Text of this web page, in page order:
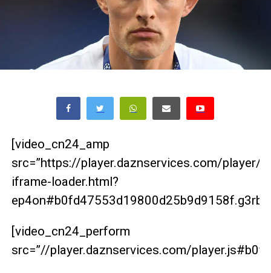
[video_cn24_amp
src=”https://player.daznservices.com/player/
iframe-loader.html?
[video_cn24_perform
src=”//player.daznservices.com/